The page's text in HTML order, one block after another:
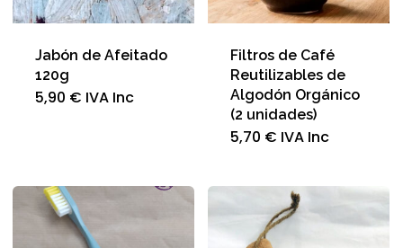
Jabón de Afeitado
120g
5,90 € IVA Inc
Filtros de Café
Reutilizables de
Algodón Orgánico
(2 unidades)
5,70 € IVA Inc